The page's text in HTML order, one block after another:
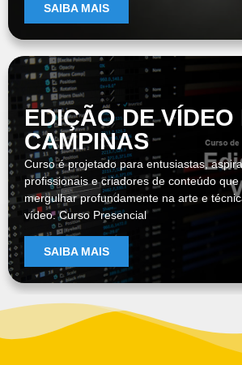
SAIBA MAIS
EDIÇÃO DE VÍDEO
CAMPINAS
Curso é projetado para entusiastas,
profissionais e criadores de conteúdo que
mergulhar profundamente na arte e
vídeo. Curso Presencial
SAIBA MAIS